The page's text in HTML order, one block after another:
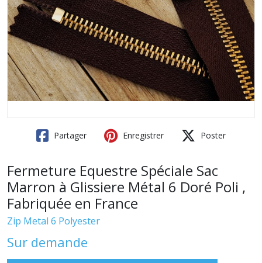
Partager Enregistrer Poster
Fermeture Equestre Spéciale Sac
Marron à Glissiere Métal 6 Doré Poli ,
Fabriquée en France
Zip Metal 6 Polyester
Sur demande